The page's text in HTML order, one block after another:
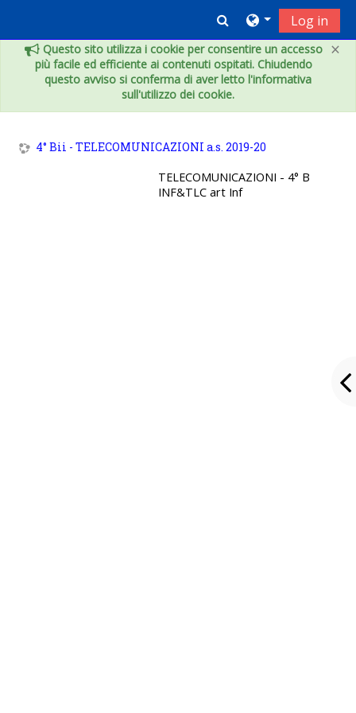
×
Questo sito utilizza i cookie per consentire un accesso
più facile ed efficiente ai contenuti ospitati. Chiudendo
questo avviso si conferma di aver letto l'informativa
sull'utilizzo dei cookie.
Toggle search
Log in
4° Bii - TELECOMUNICAZIONI a.s. 2019-20
TELECOMUNICAZIONI - 4° B
INF&TLC art Inf